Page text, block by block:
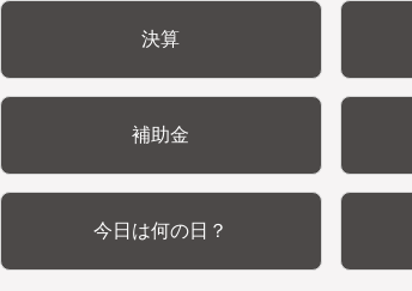
決算
補助金
今日は何の日？